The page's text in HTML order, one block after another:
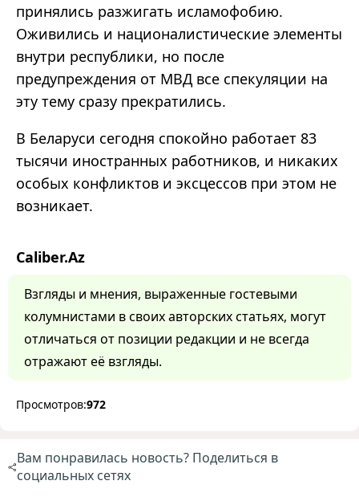
принялись разжигать исламофобию.
Оживились и националистические элементы
внутри республики, но после
предупреждения от МВД все спекуляции на
эту тему сразу прекратились.
В Беларуси сегодня спокойно работает 83
тысячи иностранных работников, и никаких
особых конфликтов и эксцессов при этом не
возникает.
Caliber.Az
Взгляды и мнения, выраженные гостевыми
колумнистами в своих авторских статьях, могут
отличаться от позиции редакции и не всегда
отражают её взгляды.
Просмотров:972
Вам понравилась новость? Поделиться в
социальных сетях